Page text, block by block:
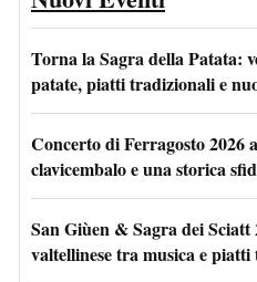
Torna la Sagra della Patata:
patate, piatti tradizionali e
Concerto di Ferragosto 2026
clavicembalo e una storica
San Giùen & Sagra dei
valtellinese tra musica e